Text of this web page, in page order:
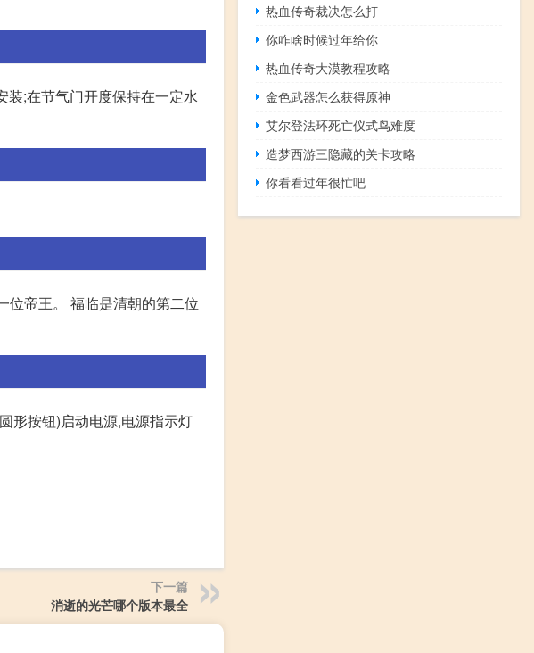
装;在节气门开度保持在一定水
位帝王。 福临是清朝的第二位
形按钮)启动电源,电源指示灯
下一篇
消逝的光芒哪个版本最全
热血传奇裁决怎么打
你咋啥时候过年给你
热血传奇大漠教程攻略
金色武器怎么获得原神
艾尔登法环死亡仪式鸟难度
造梦西游三隐藏的关卡攻略
你看看过年很忙吧